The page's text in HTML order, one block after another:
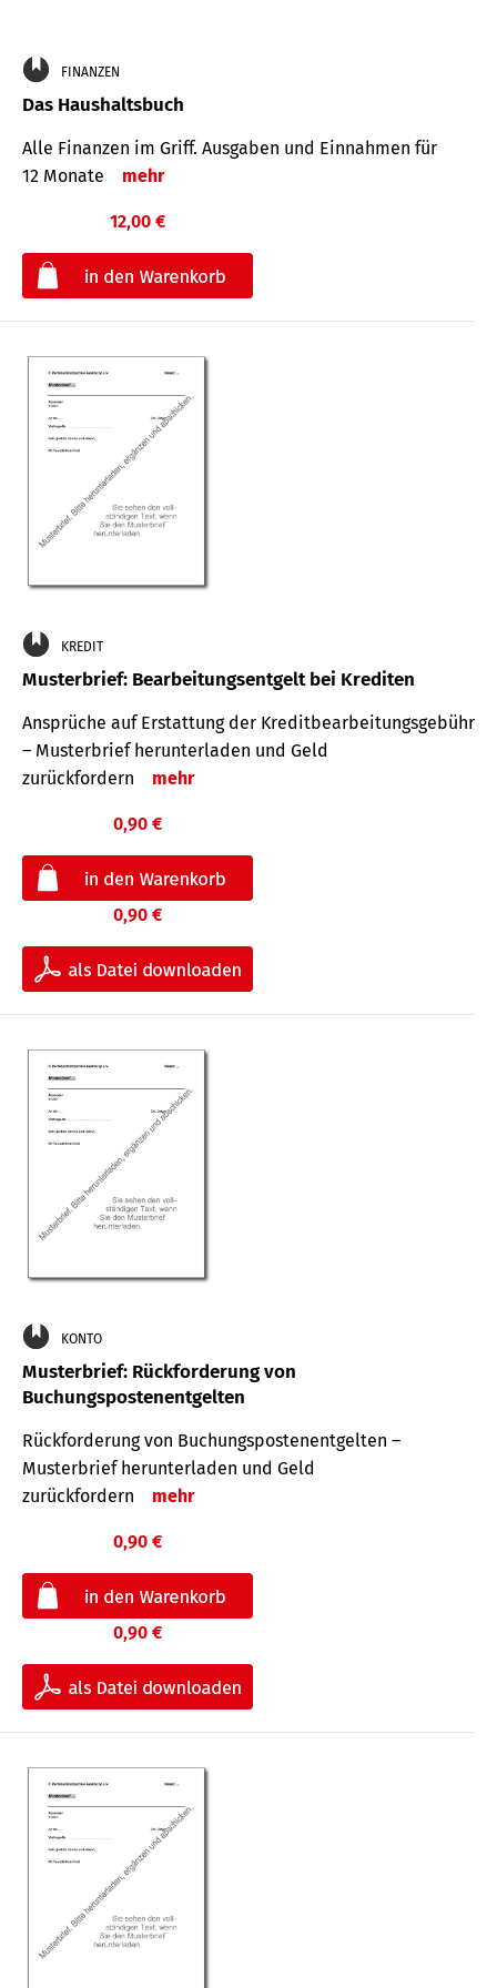
FINANZEN
Das Haushaltsbuch
Alle Finanzen im Griff. Aus­gaben und Ein­nahmen für
12 Monate
mehr
12,00 €
KREDIT
Musterbrief: Bearbeitungsentgelt bei Krediten
Ansprüche auf Erstattung der Kreditbearbeitungsgebühr
– Musterbrief herunterladen und Geld
zurückfordern
mehr
0,90 €
0,90 €
KONTO
Musterbrief: Rückforderung von
Buchungspostenentgelten
Rückforderung von Buchungspostenentgelten –
Musterbrief herunterladen und Geld
zurückfordern
mehr
0,90 €
0,90 €